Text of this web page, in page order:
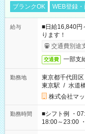
ブランクOK
WEB登録
給与
■日給16,840
ります！
交通費別途
交通費 一部支
勤務地
東京都千代田区
東京駅 / 水道
株式会社マ
勤務時間
■シフト例 ・
18:00～23:00
etc ★最短で3時間で5,120円のお仕事から 15時間で2万円近く稼